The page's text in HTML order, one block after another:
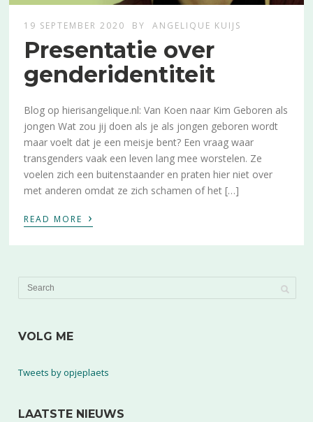
19 SEPTEMBER 2020 BY ANGELIQUE KUIJS
Presentatie over
genderidentiteit
Blog op hierisangelique.nl: Van Koen naar Kim Geboren als
jongen Wat zou jij doen als je als jongen geboren wordt
maar voelt dat je een meisje bent? Een vraag waar
transgenders vaak een leven lang mee worstelen. Ze
voelen zich een buitenstaander en praten hier niet over
met anderen omdat ze zich schamen of het […]
READ MORE ›
VOLG ME
Tweets by opjeplaets
LAATSTE NIEUWS